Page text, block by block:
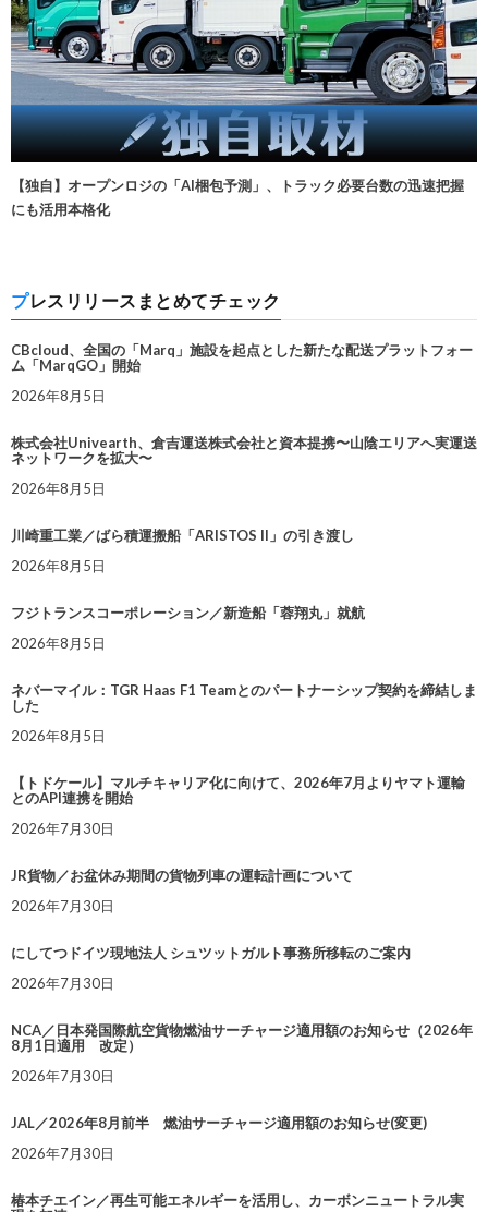
【独自】オープンロジの「AI梱包予測」、トラック必要台数の迅速把握
にも活用本格化
プレスリリースまとめてチェック
CBcloud、全国の「Marq」施設を起点とした新たな配送プラットフォー
ム「MarqGO」開始
2026年8月5日
株式会社Univearth、倉吉運送株式会社と資本提携〜山陰エリアへ実運送
ネットワークを拡大〜
2026年8月5日
川崎重工業／ばら積運搬船「ARISTOS II」の引き渡し
2026年8月5日
フジトランスコーポレーション／新造船「蓉翔丸」就航
2026年8月5日
ネバーマイル：TGR Haas F1 Teamとのパートナーシップ契約を締結しま
した
2026年8月5日
【トドケール】マルチキャリア化に向けて、2026年7月よりヤマト運輸
とのAPI連携を開始
2026年7月30日
JR貨物／お盆休み期間の貨物列車の運転計画について
2026年7月30日
にしてつドイツ現地法人 シュツットガルト事務所移転のご案内
2026年7月30日
NCA／日本発国際航空貨物燃油サーチャージ適用額のお知らせ（2026年
8月1日適用 改定）
2026年7月30日
JAL／2026年8月前半 燃油サーチャージ適用額のお知らせ(変更)
2026年7月30日
椿本チエイン／再生可能エネルギーを活用し、カーボンニュートラル実